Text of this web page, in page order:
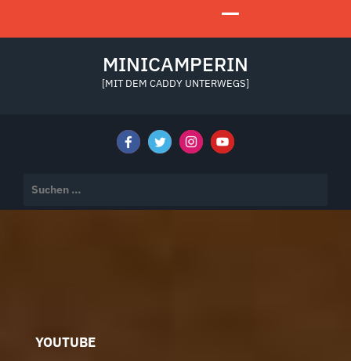
MINICAMPERIN
[MIT DEM CADDY UNTERWEGS]
nach:
YOUTUBE